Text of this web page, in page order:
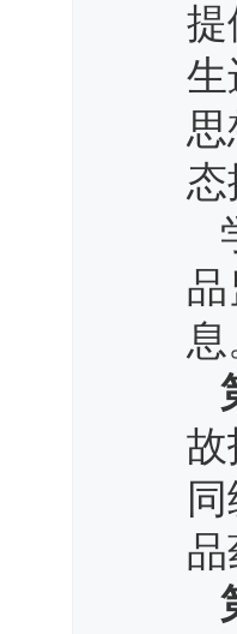
提
生
息
故